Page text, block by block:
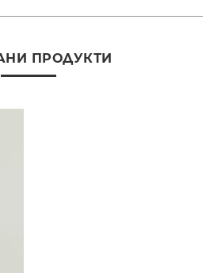
ПРОДУКТИ